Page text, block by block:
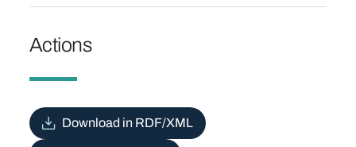
Actions
Download in RDF/XML